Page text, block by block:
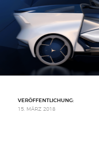
VERÖFFENTLICHUNG:
15. MÄRZ 2018